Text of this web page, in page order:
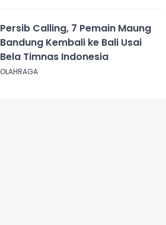
Persib Calling, 7 Pemain Maung
Bandung Kembali ke Bali Usai
Bela Timnas Indonesia
OLAHRAGA